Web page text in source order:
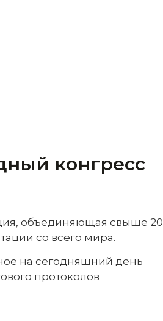
конгресс
объединяющая свыше 20
со всего мира.
на сегодняшний день
протоколов